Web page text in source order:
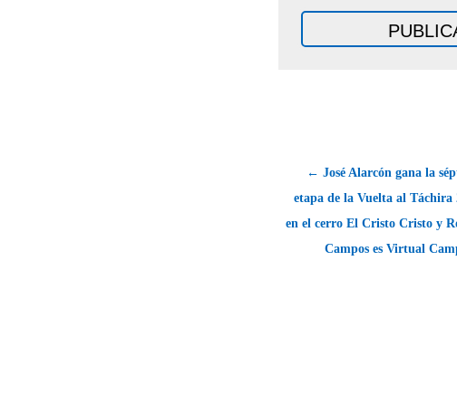
← José Alarcón gana la
etapa de la Vuelta al Táchira
en el cerro El Cristo Cristo y
Campos es Virtual